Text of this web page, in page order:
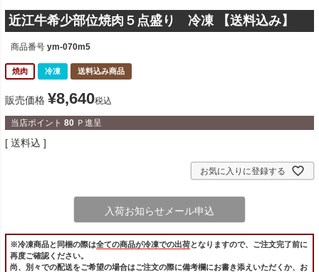
近江牛希少部位焼肉５点盛り 冷凍 【送料込み】
商品番号 ym-070m5
焼肉 冷凍 送料込み商品
販売価格 ¥8,640税込
当店ポイント 80 Ｐ進呈
送料込
お気に入りに登録する
入荷お知らせメール申込
※冷凍商品と同梱の際は全ての商品が冷凍での出荷となりますので、ご注文完了前に
再度ご確認ください。
尚、別々での配送をご希望の場合はご注文の際に備考欄にお書き添えいただくか、お